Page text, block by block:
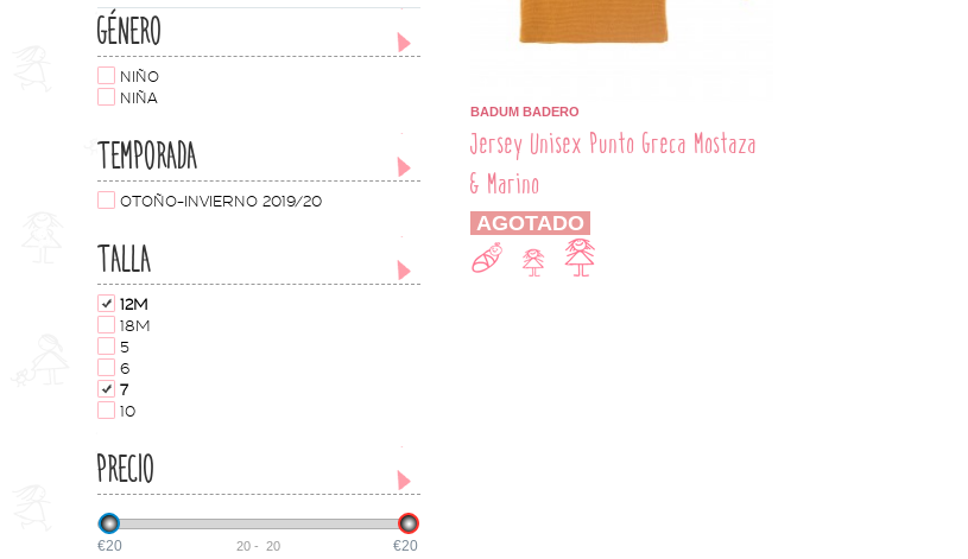
GÉNERO
NIÑO
NIÑA
TEMPORADA
OTOÑO-INVIERNO 2019/20
TALLA
12M
18M
5
6
7
10
PRECIO
€20 €20
20- 20
BADUM BADERO
Jersey Unisex Punto Greca Mostaza
& Marino
AGOTADO